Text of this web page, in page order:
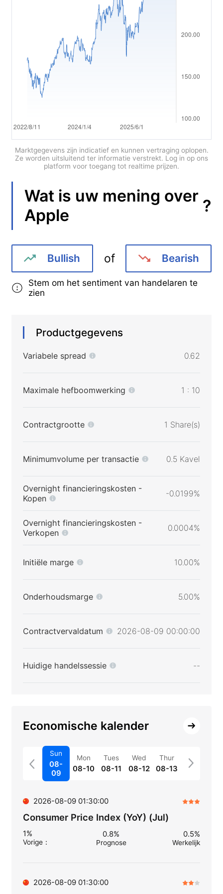
繁體中文
Tiếng việt
Bahasa Indonesia
Bahasa Melayu
Marktgegevens zijn indicatief en kunnen vertraging oplopen.
Ze worden uitsluitend ter informatie verstrekt. Log in op ons
platform voor toegang tot realtime prijzen.
Wat is uw mening over
Apple
?
Bullish of Bearish
Stem om het sentiment van handelaren te
zien
Productgegevens
Variabele spread 0.62
Maximale hefboomwerking 1 : 10
Contractgrootte 1 Share(s)
Minimumvolume per transactie 0.5 Kavel
Overnight financieringskosten -
Kopen
-0.0199%
Overnight financieringskosten -
Verkopen
0.0004%
Initiële marge 10.00%
Onderhoudsmarge 5.00%
Contractvervaldatum 2026-08-09 00:00:00
Huidige handelssessie --
Economische kalender
Sun
08-
09
Mon
08-10
Tues
08-11
Wed
08-12
Thur
08-13
2026-08-09 01:30:00
Consumer Price Index (YoY) (Jul)
1%
Vorige：
0.8%
Prognose
0.5%
Werkelijk
2026-08-09 01:30:00